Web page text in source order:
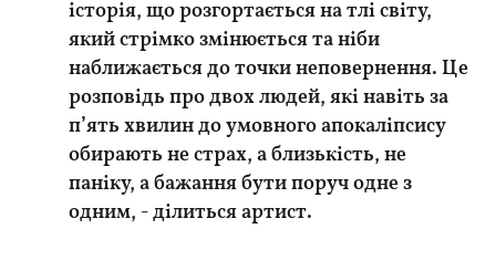
історія, що розгортається на тлі світу,
який стрімко змінюється та ніби
наближається до точки неповернення. Це
розповідь про двох людей, які навіть за
п’ять хвилин до умовного апокаліпсису
обирають не страх, а близькість, не
паніку, а бажання бути поруч одне з
одним, - ділиться артист.